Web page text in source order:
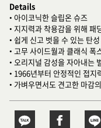
Details
• 아이코닉한 슬립온 슈즈
• 지지력과 착용감을 위해 패
• 쉽게 신고 벗을 수 있는 탄
• 고무 사이드월과 클래식 폭
• 오리지널 감성을 자아내는
• 1966년부터 안정적인 접지
• 가벼우면서도 견고한 마감